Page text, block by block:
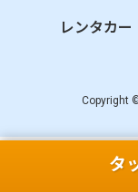
レンタカー
Copyright
タ